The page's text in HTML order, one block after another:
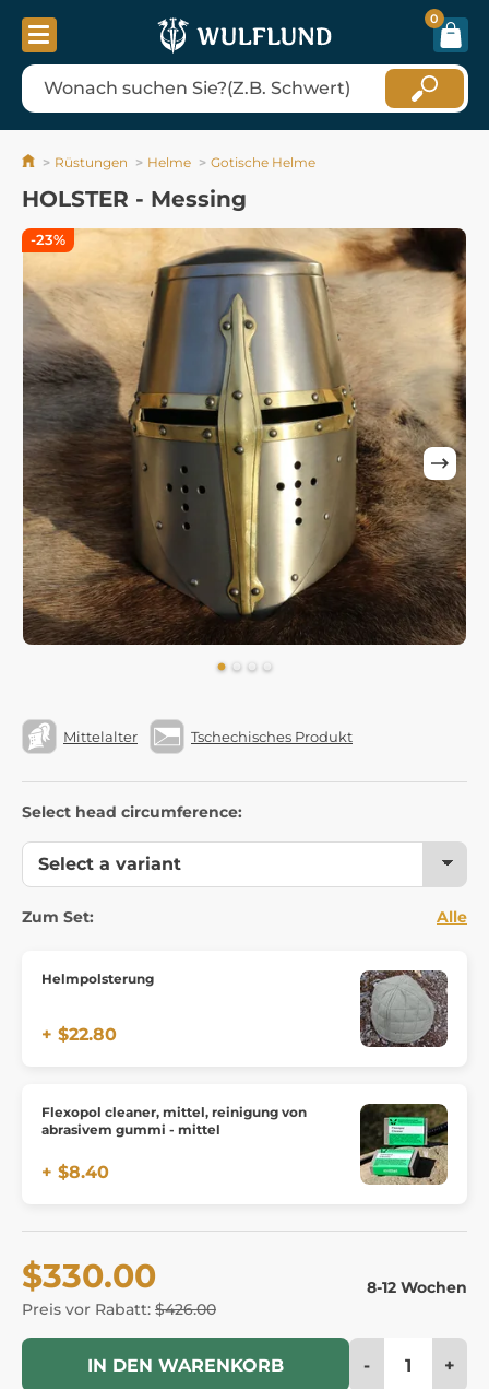
0
Rüstungen Helme Gotische Helme
HOLSTER - Messing
Mittelalter Tschechisches Produkt
Select head circumference:
Zum Set: Alle
Helmpolsterung
+ $22.80
Flexopol cleaner, mittel, reinigung von
abrasivem gummi - mittel
+ $8.40
$330.00
Preis vor Rabatt: $426.00
8-12 Wochen
IN DEN WARENKORB - +
-23%